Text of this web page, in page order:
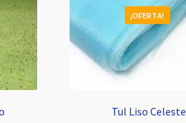
Tul Liso Celeste
¡OFERTA!